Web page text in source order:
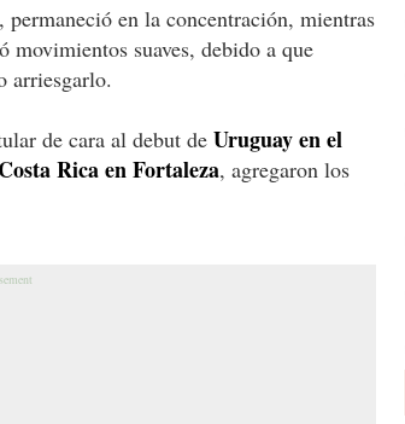
en la concentración, mientras
suaves, debido a que
arriesgarlo.
de cara al debut de Uruguay en el
Rica en Fortaleza, agregaron los